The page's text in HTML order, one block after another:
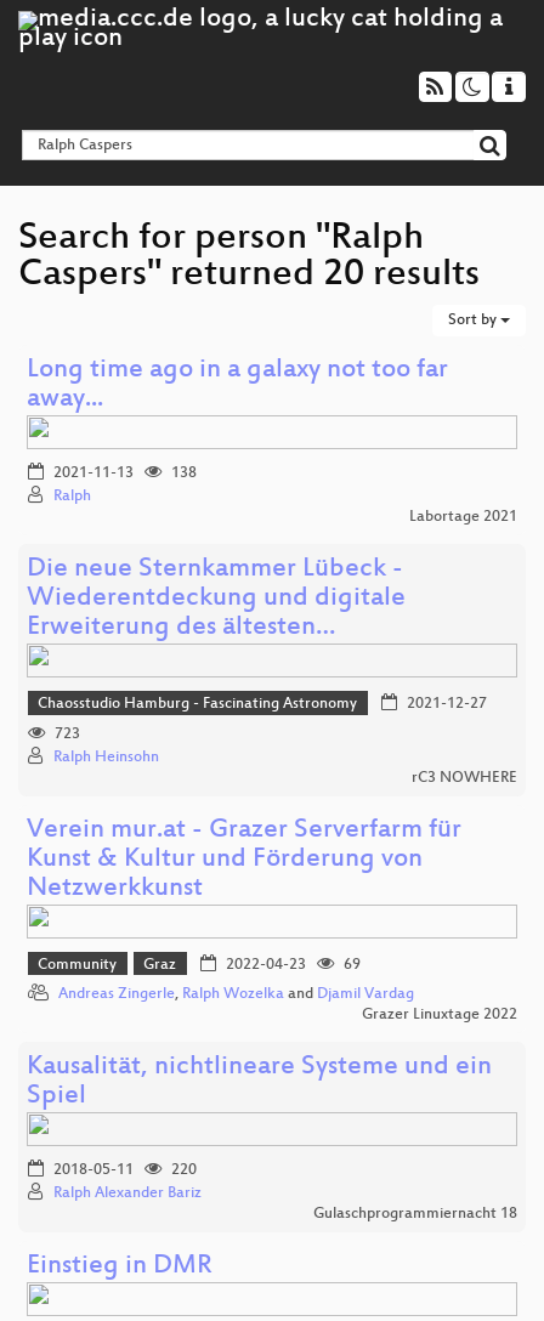
Search for person "Ralph
Caspers" returned 20 results
Sort by
Long time ago in a galaxy not too far
away...
2021-11-13
138
Ralph
Labortage 2021
Die neue Sternkammer Lübeck -
Wiederentdeckung und digitale
Erweiterung des ältesten…
Chaosstudio Hamburg - Fascinating Astronomy
2021-12-27
723
Ralph Heinsohn
rC3 NOWHERE
Verein mur.at - Grazer Serverfarm für
Kunst & Kultur und Förderung von
Netzwerkkunst
Community Graz 2022-04-23
69
Andreas Zingerle, Ralph Wozelka and Djamil Vardag
Grazer Linuxtage 2022
Kausalität, nichtlineare Systeme und ein
Spiel
2018-05-11
220
Ralph Alexander Bariz
Gulaschprogrammiernacht 18
Einstieg in DMR